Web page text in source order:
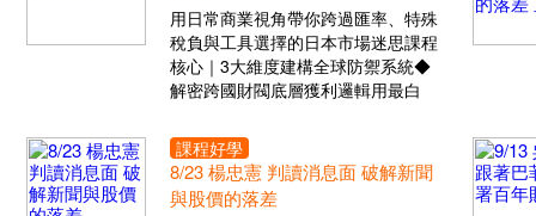
用日常商業視角帶你跨過匯率、特殊
稅負與工具選擇的日本市場迷思課程
核心｜3大維度建構全球防禦系統◆
解密跨國財閥底層獲利邏輯用最白
課程好學
8/23 楊忠憲 判讀消息面 破解新聞
與股價的落差